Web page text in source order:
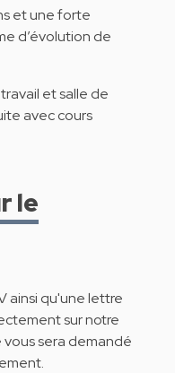
et une forte
d’évolution de
et salle de
avec cours
le
ainsi qu'une lettre
sur notre
vous sera demandé